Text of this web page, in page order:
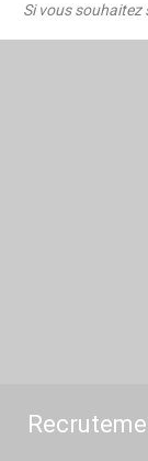
Si vous souhaitez